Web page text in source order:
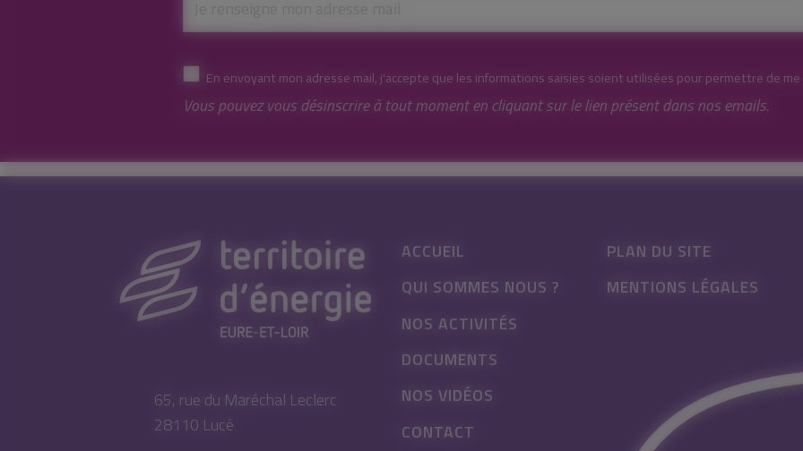
En envoyant mon adresse mail, j'accepte que les informations saisies soient utilisées pour permettre de
Vous pouvez vous désinscrire à tout moment en cliquant sur le lien présent dans nos emails.
65, rue du Maréchal Leclerc
28110 Lucé
ACCUEIL
QUI SOMMES NOUS ?
NOS ACTIVITÉS
DOCUMENTS
NOS VIDÉOS
CONTACT
PLAN DU SITE
MENTIONS LÉGALES